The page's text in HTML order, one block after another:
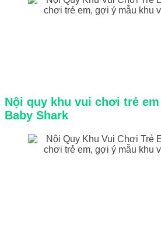
Nội quy khu vui chơi trẻ
Baby Shark